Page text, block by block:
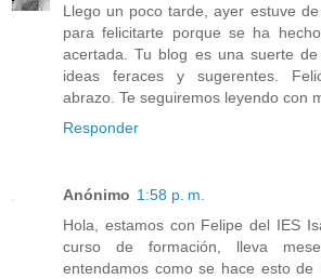
Llego un poco tarde, ayer estuve
para felicitarte porque se ha
acertada. Tu blog es una suerte
ideas feraces y sugerentes.
abrazo. Te seguiremos leyendo con
Responder
Anónimo 1:58 p. m.
Hola, estamos con Felipe del IES
curso de formación, lleva
entendamos como se hace esto